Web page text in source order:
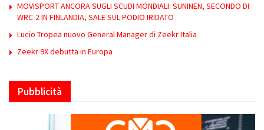
MOVISPORT ANCORA SUGLI SCUDI MONDIALI: SUNINEN, SECONDO DI
WRC-2 IN FINLANDIA, SALE SUL PODIO IRIDATO
Lucio Tropea nuovo General Manager di Zeekr Italia
Zeekr 9X debutta in Europa
Pubblicità